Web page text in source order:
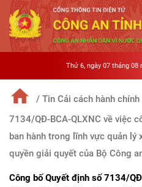
Thứ 6, ngày 07 tháng 08
/ Tin Cải cách hành chính
7134/QĐ-BCA-QLXNC về việc
ban hành trong lĩnh vực quản lý
quyền giải quyết của Bộ Công
Công bố Quyết định số 7134/